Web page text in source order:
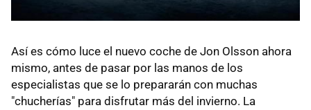
Así es cómo luce el nuevo coche de Jon Olsson ahora
mismo, antes de pasar por las manos de los
especialistas que se lo prepararán con muchas
"chucherías" para disfrutar más del invierno. La